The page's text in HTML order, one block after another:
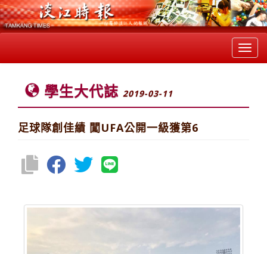
學生大代誌 2019-03-11
足球隊創佳績 闖UFA公開一級獲第6